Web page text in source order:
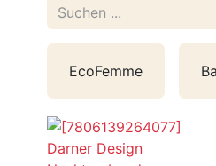
EcoFemme